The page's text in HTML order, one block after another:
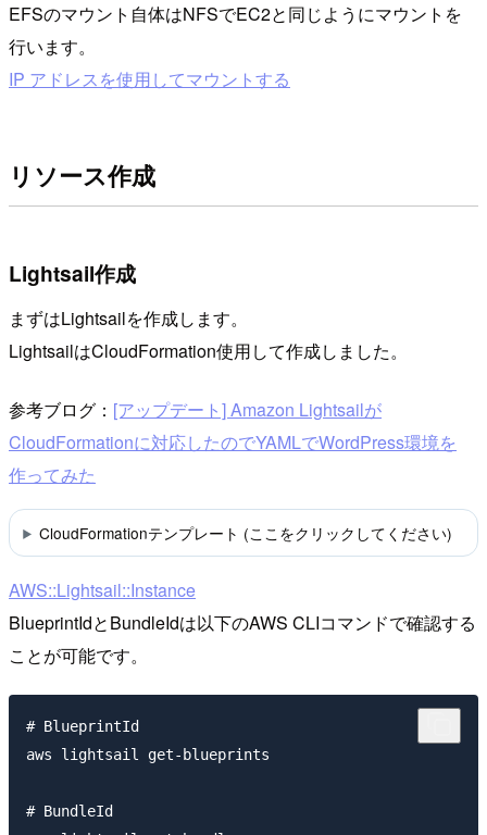
EFSのマウント自体はNFSでEC2と同じようにマウントを
行います。
IP アドレスを使用してマウントする
リソース作成
Lightsail作成
まずはLightsailを作成します。
LightsailはCloudFormation使用して作成しました。
参考ブログ： [アップデート] Amazon Lightsailが
CloudFormationに対応したのでYAMLでWordPress環境を
作ってみた
CloudFormationテンプレート (ここをクリックしてください)
AWS::Lightsail::Instance
BlueprintIdとBundleIdは以下のAWS CLIコマンドで確認する
ことが可能です。
# BlueprintId
aws lightsail get-blueprints
# BundleId